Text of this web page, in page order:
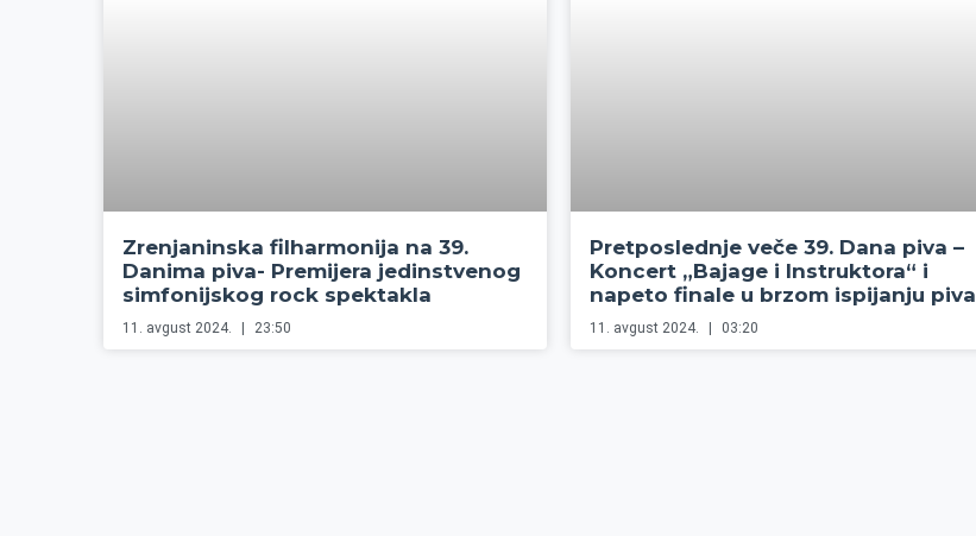
Zrenjaninska filharmonija na 39.
Danima piva- Premijera jedinstvenog
simfonijskog rock spektakla
11. avgust 2024. 23:50
Pretposlednje veče 39. Dana piva –
Koncert „Bajage i Instruktora“ i
napeto finale u brzom ispijanju piva
11. avgust 2024. 03:20